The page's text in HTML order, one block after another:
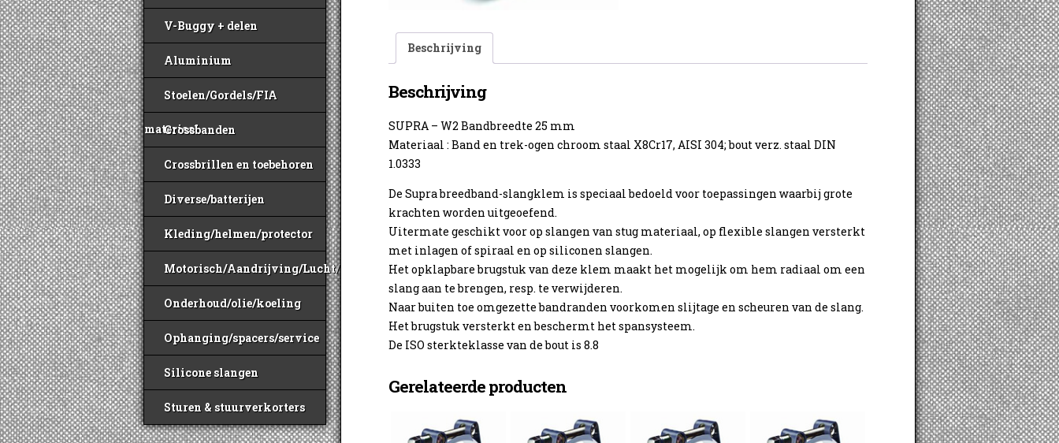
V-Buggy + delen
Aluminium
Stoelen/Gordels/FIA
materiaal
Crossbanden
Crossbrillen en toebehoren
Diverse/batterijen
Kleding/helmen/protector
Motorisch/Aandrijving/Lucht/Benzine
Onderhoud/olie/koeling
Ophanging/spacers/service
Silicone slangen
Sturen & stuurverkorters
Beschrijving
Beschrijving
SUPRA – W2 Bandbreedte 25 mm
Materiaal : Band en trek-ogen chroom staal X8Cr17, AISI 304; bout verz. staal DIN
1.0333
De Supra breedband-slangklem is speciaal bedoeld voor toepassingen waarbij grote
krachten worden uitgeoefend.
Uitermate geschikt voor op slangen van stug materiaal, op flexible slangen versterkt
met inlagen of spiraal en op siliconen slangen.
Het opklapbare brugstuk van deze klem maakt het mogelijk om hem radiaal om een
slang aan te brengen, resp. te verwijderen.
Naar buiten toe omgezette bandranden voorkomen slijtage en scheuren van de slang.
Het brugstuk versterkt en beschermt het spansysteem.
De ISO sterkteklasse van de bout is 8.8
Gerelateerde producten